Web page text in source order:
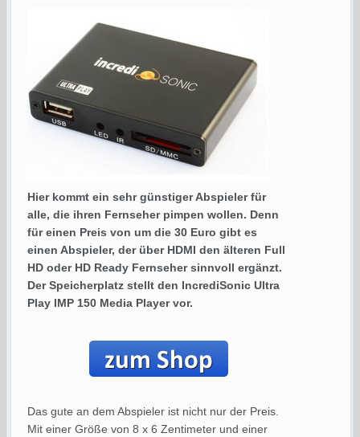
Hier kommt ein sehr günstiger Abspieler für
alle, die ihren Fernseher pimpen wollen. Denn
für einen Preis von um die 30 Euro gibt es
einen Abspieler, der über HDMI den älteren Full
HD oder HD Ready Fernseher sinnvoll ergänzt.
Der Speicherplatz stellt den IncrediSonic Ultra
Play IMP 150 Media Player vor.
Das gute an dem Abspieler ist nicht nur der Preis.
Mit einer Größe von 8 x 6 Zentimeter und einer